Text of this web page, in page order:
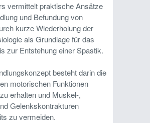
vermittelt praktische Ansätze
und Befundung von
kurze Wiederholung der
als Grundlage für das
zur Entstehung einer Spastik.
besteht darin die
motorischen Funktionen
erhalten und Muskel-,
Gelenkskontrakturen
zu vermeiden.